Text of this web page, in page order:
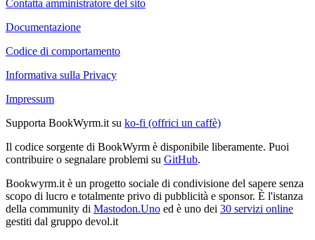
Contatta amministratore del sito
Documentazione
Codice di comportamento
Informativa sulla Privacy
Impressum
Supporta BookWyrm.it su ko-fi (offrici un caffè)
Il codice sorgente di BookWyrm è disponibile liberamente. Puoi
contribuire o segnalare problemi su GitHub.
Bookwyrm.it è un progetto sociale di condivisione del sapere senza
scopo di lucro e totalmente privo di pubblicità e sponsor. È l'istanza
della community di Mastodon.Uno ed è uno dei 30 servizi online
gestiti dal gruppo devol.it